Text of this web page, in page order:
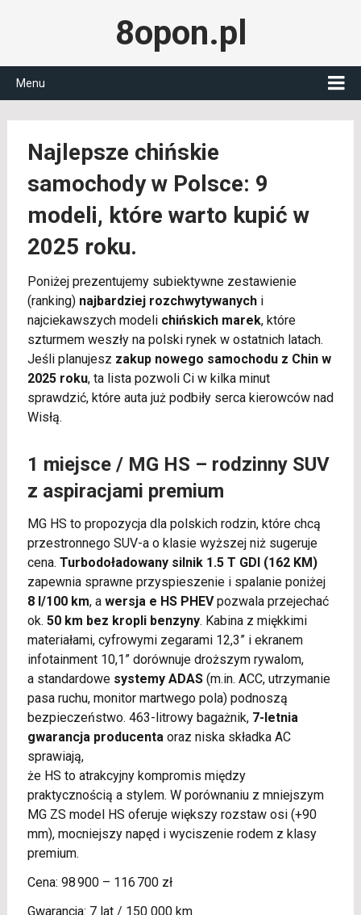
8opon.pl
Menu
Najlepsze chińskie
samochody w Polsce: 9
modeli, które warto kupić w
2025 roku.
Poniżej prezentujemy subiektywne zestawienie
(ranking) najbardziej rozchwytywanychi
najciekawszych modeli chińskich marek, które
szturmem weszły na polski rynek w ostatnich latach.
Jeśli planujesz zakup nowego samochodu z Chin w
2025 roku, ta lista pozwoli Ci w kilka minut
sprawdzić, które auta już podbiły serca kierowców nad
Wisłą.
1 miejsce / MG HS – rodzinny SUV
z aspiracjami premium
MG HS to propozycja dla polskich rodzin, które chcą
przestronnego SUV-a o klasie wyższej niż sugeruje
cena. Turbodoładowany silnik 1.5 T GDI (162 KM)
zapewnia sprawne przyspieszenie i spalanie poniżej
8 l/100 km, a wersja e HS PHEVpozwala przejechać
ok. 50 km bez kropli benzyny. Kabina z miękkimi
materiałami, cyfrowymi zegarami 12,3” i ekranem
infotainment 10,1” dorównuje droższym rywalom,
a standardowe systemy ADAS(m.in. ACC, utrzymanie
pasa ruchu, monitor martwego pola) podnoszą
bezpieczeństwo. 463-litrowy bagażnik, 7-letnia
gwarancja producentaoraz niska składka AC
sprawiają,
że HS to atrakcyjny kompromis między
praktycznością a stylem. W porównaniu z mniejszym
MG ZS model HS oferuje większy rozstaw osi (+90
mm), mocniejszy napęd i wyciszenie rodem z klasy
premium.
Cena: 98 900 – 116 700 zł
Gwarancja: 7 lat / 150 000 km